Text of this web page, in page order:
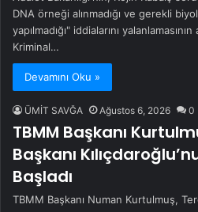
DNA örneği alınmadığı ve gerekli
yapılmadığı" iddialarını
Kriminal…
Devamını Oku »
ÜMİT SAVĞA Ağustos 6, 2026 0
TBMM Başkanı
Başkanı
Başladı
TBMM Başkanı Numan Kurtulmuş,